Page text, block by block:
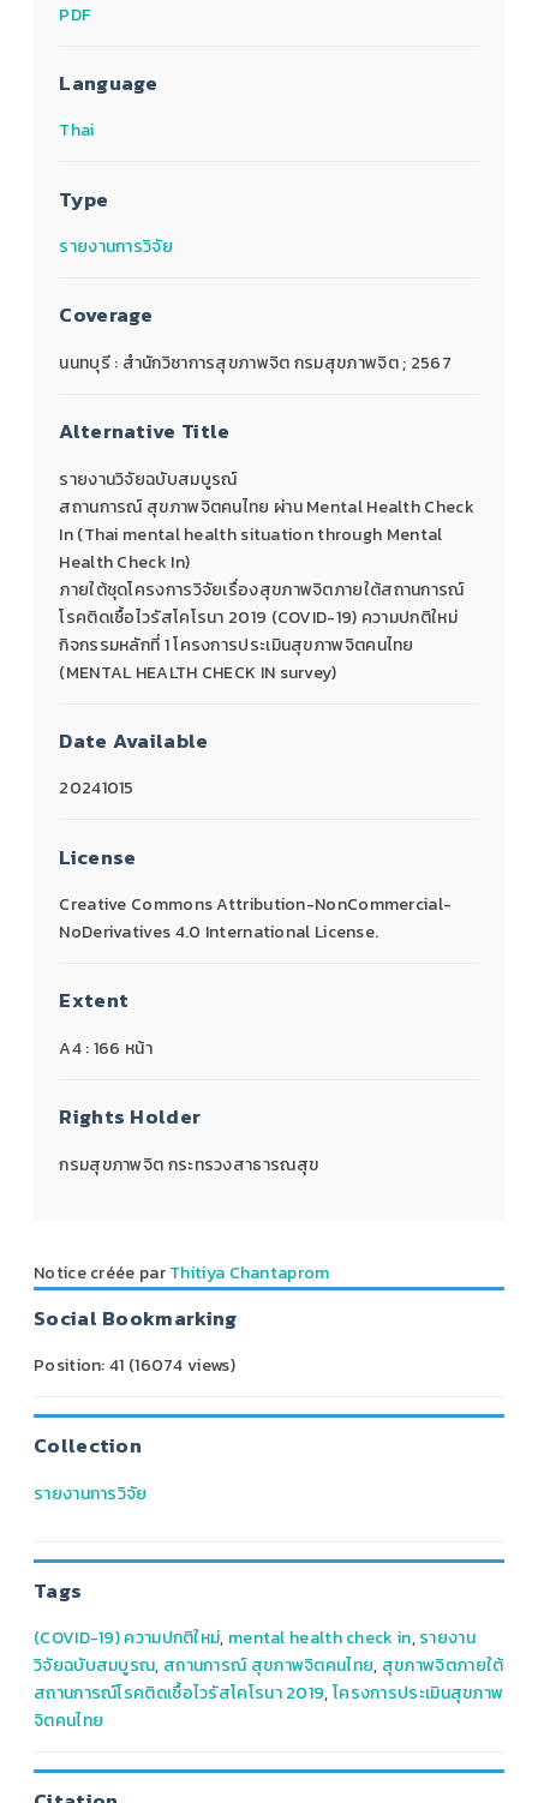
PDF
Language
Thai
Type
รายงานการวิจัย
Coverage
นนทบุรี : สำนักวิชาการสุขภาพจิต กรมสุขภาพจิต ; 2567
Alternative Title
รายงานวิจัยฉบับสมบูรณ์
สถานการณ์ สุขภาพจิตคนไทย ผ่าน Mental Health Check
In (Thai mental health situation through Mental
Health Check In)
ภายใต้ชุดโครงการวิจัยเรื่องสุขภาพจิตภายใต้สถานการณ์
โรคติดเชื้อไวรัสโคโรนา 2019 (COVID-19) ความปกติใหม่
กิจกรรมหลักที่ 1 โครงการประเมินสุขภาพจิตคนไทย
(MENTAL HEALTH CHECK IN survey)
Date Available
20241015
License
Creative Commons Attribution-NonCommercial-
NoDerivatives 4.0 International License.
Extent
A4 : 166 หน้า
Rights Holder
กรมสุขภาพจิต กระทรวงสาธารณสุข
Notice créée parThitiya Chantaprom
Social Bookmarking
Position:41 (16074views)
Collection
รายงานการวิจัย
Tags
(COVID-19) ความปกติใหม่, mental health check in,รายงาน
วิจัยฉบับสมบูรณ, สถานการณ์ สุขภาพจิตคนไทย, สุขภาพจิตภายใต้
สถานการณ์โรคติดเชื้อไวรัสโคโรนา 2019,โครงการประเมินสุขภาพ
จิตคนไทย